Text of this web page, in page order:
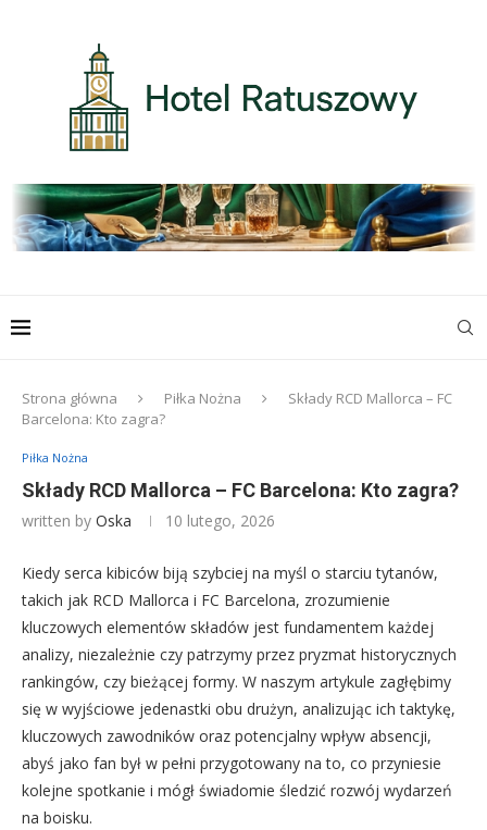
Strona główna Piłka Nożna
Składy RCD Mallorca – FC
Barcelona: Kto zagra?
Piłka Nożna
Składy RCD Mallorca – FC Barcelona: Kto zagra?
written by Oska 10 lutego, 2026
Kiedy serca kibiców biją szybciej na myśl o starciu tytanów,
takich jak RCD Mallorca i FC Barcelona, zrozumienie
kluczowych elementów składów jest fundamentem każdej
analizy, niezależnie czy patrzymy przez pryzmat historycznych
rankingów, czy bieżącej formy. W naszym artykule zagłębimy
się w wyjściowe jedenastki obu drużyn, analizując ich taktykę,
kluczowych zawodników oraz potencjalny wpływ absencji,
abyś jako fan był w pełni przygotowany na to, co przyniesie
kolejne spotkanie i mógł świadomie śledzić rozwój wydarzeń
na boisku.